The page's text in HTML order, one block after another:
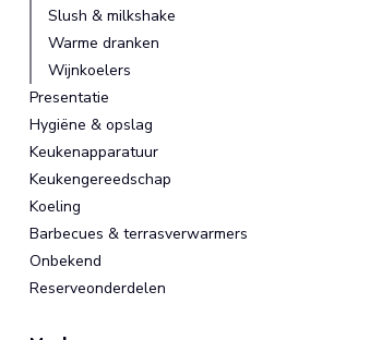
Slush & milkshake
Warme dranken
Wijnkoelers
Presentatie
Hygiëne & opslag
Keukenapparatuur
Keukengereedschap
Koeling
Barbecues & terrasverwarmers
Onbekend
Reserveonderdelen